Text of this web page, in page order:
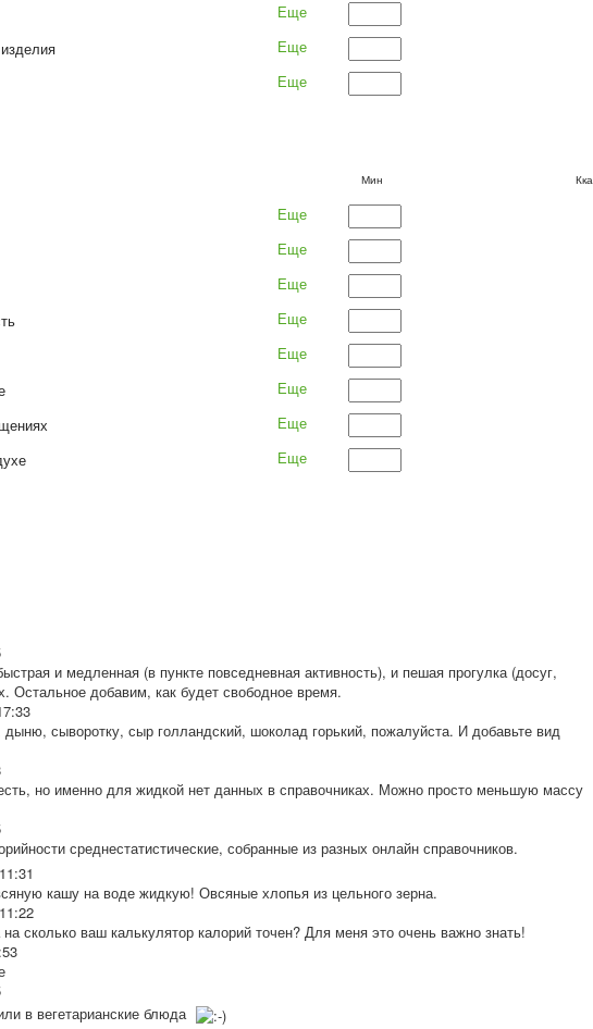
Еще
Еще
Еще
Мин
Еще
Еще
Еще
Еще
Еще
Еще
Еще
Еще
и медленная (в пункте повседневная активность), и пешая прогулка (досуг,
Остальное добавим, как будет свободное время.
сыворотку, сыр голландский, шоколад горький, пожалуйста. И добавьте вид
но именно для жидкой нет данных в справочниках. Можно просто меньшую массу
среднестатистические, собранные из разных онлайн справочников.
кашу на воде жидкую! Овсяные хлопья из цельного зерна.
сколько ваш калькулятор калорий точен? Для меня это очень важно знать!
в вегетарианские блюда